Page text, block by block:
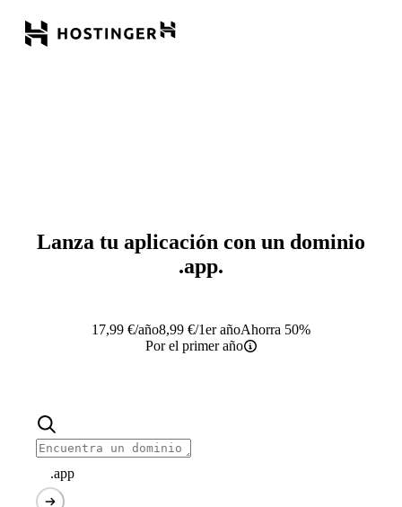
Lanza tu aplicación con un dominio
.app.
17,99 €/año8,99 €/1er añoAhorra 50%
Por el primer año
.app